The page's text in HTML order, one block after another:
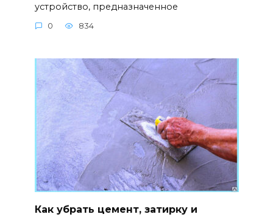
устройство, предназначенное
0 834
Как убрать цемент, затирку и